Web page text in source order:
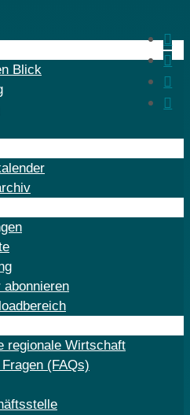
Blick
abonnieren
regionale Wirtschaft
(FAQs)